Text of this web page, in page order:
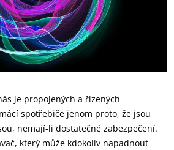
je propojených a řízených
spotřebiče jenom proto, že jsou
nemají-li dostatečné zabezpečení.
který může kdokoliv napadnout